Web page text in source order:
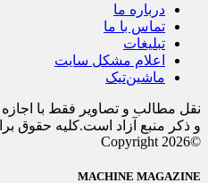
درباره ما
تماس با ما
تبلیغات
اعلام مشکل سایت
ماشین‌تیک
نقل مطالب و تصاویر فقط با
و ذکر منبع آزاد است.کلیه حقوق
©Copyright 2026
MACHINE MAGAZINE